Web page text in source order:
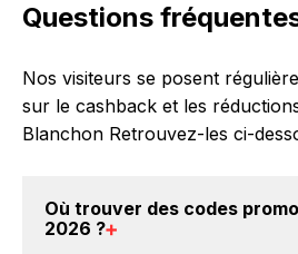
Questions
Nos visiteurs se posent
sur le cashback et les
Blanchon Retrouvez-les ci-
Où trouver des codes
2026 ?